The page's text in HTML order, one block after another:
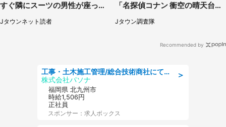
すぐ隣にスーツの男性が座って
きて（千葉県・20代女性）
Jタウンネット読者
「名探偵コナン 衝空の晴天台
（ハルカス）」コラボメニュー
も恋の味【7／24～11／29】
Jタウン調査隊
Recommended by
＞
工事・土木施工管理/総合技術商社にて施工管理のお仕事/即日勤務可/車通勤可/工事・土木施工管理/生産・品質管理
株式会社パソナ
福岡県 北九州市
時給1,506円
正社員
スポンサー：求人ボックス